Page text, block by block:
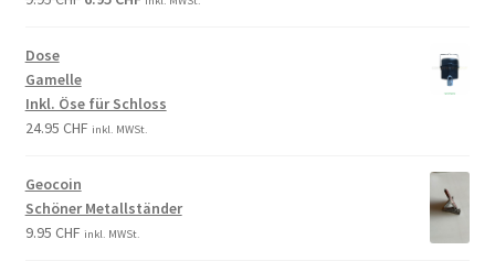
Dose
Gamelle
Inkl. Öse für Schloss
24.95 CHF inkl. MWSt.
Geocoin
Schöner Metallständer
9.95 CHF inkl. MWSt.